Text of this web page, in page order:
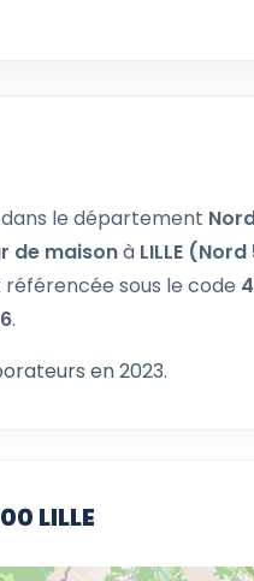
le département
de maisonà LILLE
référencée sous le code
.
en 2023.
LILLE